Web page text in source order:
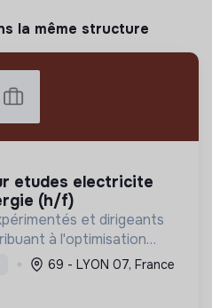
la même structure
(h/f)
et dirigeants
à l'optimisation
et le
moins polluantes via
69 - LYON 07, France